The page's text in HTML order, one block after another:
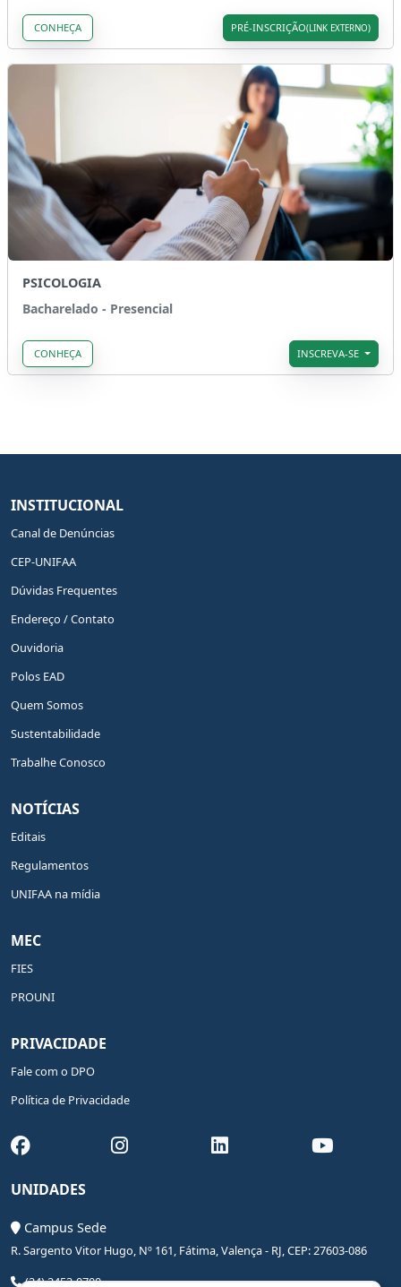
CONHEÇA PRÉ-INSCRIÇÃO(LINK EXTERNO)
PSICOLOGIA
Bacharelado - Presencial
CONHEÇA INSCREVA-SE
INSTITUCIONAL
Canal de Denúncias
CEP-UNIFAA
Dúvidas Frequentes
Endereço / Contato
Ouvidoria
Polos EAD
Quem Somos
Sustentabilidade
Trabalhe Conosco
NOTÍCIAS
Editais
Regulamentos
UNIFAA na mídia
MEC
FIES
PROUNI
PRIVACIDADE
Fale com o DPO
Política de Privacidade
UNIDADES
Campus Sede
R. Sargento Vitor Hugo, Nº 161, Fátima, Valença - RJ, CEP: 27603-086
(24) 2453-0700